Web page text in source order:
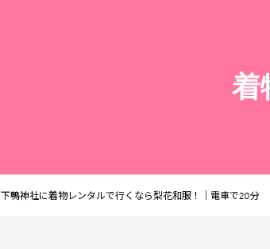
着
下鴨神社に着物レンタルで行くなら梨花和服！｜電車で20分